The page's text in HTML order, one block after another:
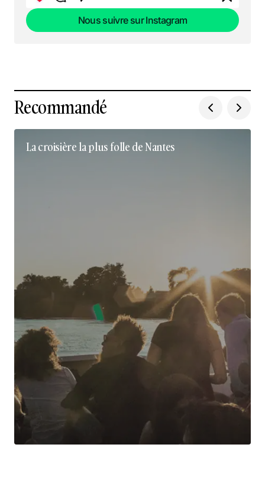
Nous suivre sur Instagram
Recommandé
La croisière la plus folle de Nantes